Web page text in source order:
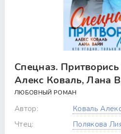
Спецназ.
Алекс Коваль, Лана
ЛЮБОВНЫЙ РОМАН
Автор:
Коваль
Чтец:
Полякова